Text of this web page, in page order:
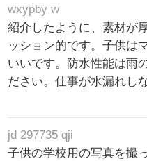
wxypby w
紹介したように、素材が
ッション的です。子供は
いいです。防水性能は雨
ださい。仕事が水漏れし
jd 297735 qji
子供の学校用の写真を撮